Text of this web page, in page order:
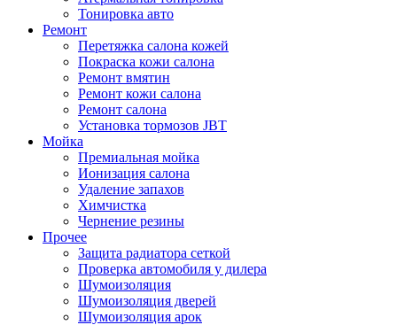
Тонировка авто
Ремонт
Перетяжка салона кожей
Покраска кожи салона
Ремонт вмятин
Ремонт кожи салона
Ремонт салона
Установка тормозов JBT
Мойка
Премиальная мойка
Ионизация салона
Удаление запахов
Химчистка
Чернение резины
Прочее
Защита радиатора сеткой
Проверка автомобиля у дилера
Шумоизоляция
Шумоизоляция дверей
Шумоизоляция арок